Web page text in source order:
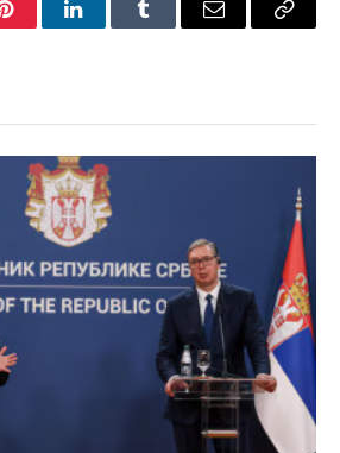
PinterestLinkedInTumblr Email
Copy